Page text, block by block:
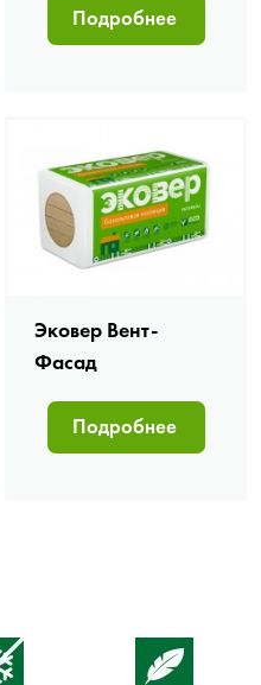
Подробнее
Эковер Вент-
Фасад
Подробнее